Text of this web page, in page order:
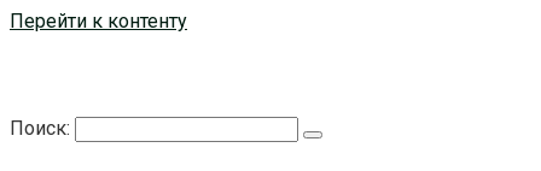
Перейти к контенту
Поиск: